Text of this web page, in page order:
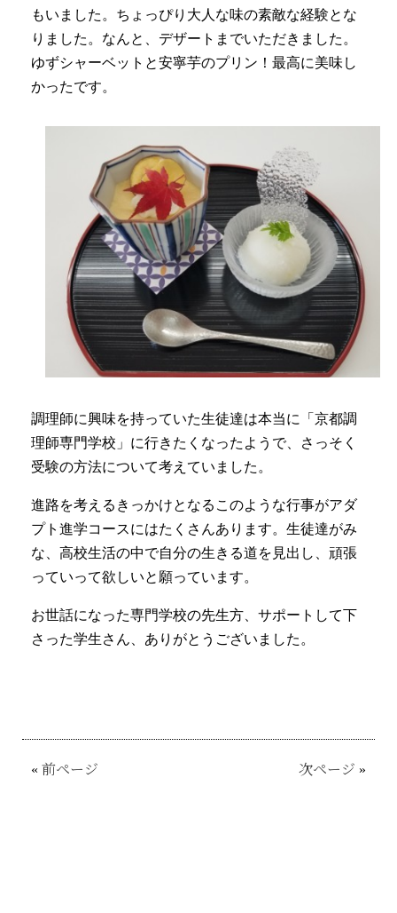
もいました。ちょっぴり大人な味の素敵な経験とな
りました。なんと、デザートまでいただきました。
ゆずシャーベットと安寧芋のプリン！最高に美味し
かったです。
調理師に興味を持っていた生徒達は本当に「京都調
理師専門学校」に行きたくなったようで、さっそく
受験の方法について考えていました。
進路を考えるきっかけとなるこのような行事がアダ
プト進学コースにはたくさんあります。生徒達がみ
な、高校生活の中で自分の生きる道を見出し、頑張
っていって欲しいと願っています。
お世話になった専門学校の先生方、サポートして下
さった学生さん、ありがとうございました。
« 前ページ 次ページ »